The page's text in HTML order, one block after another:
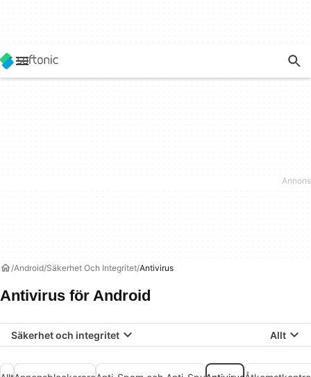
Android Säkerhet Och Integritet Antivirus
Antivirus för Android
Säkerhet och integritet Allt